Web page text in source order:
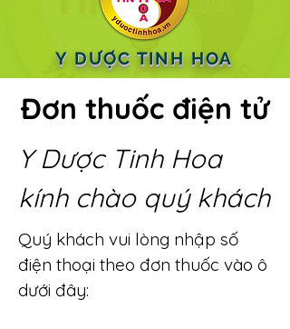
Y DƯỢC TINH HOA
Đơn thuốc điện tử
Y Dược Tinh Hoa
kính chào quý khách
Quý khách vui lòng nhập số
điện thoại theo đơn thuốc vào ô
dưới đây: